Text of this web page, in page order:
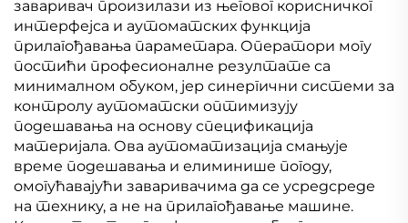
заваривач произилази из његовог корисничког
интерфејса и аутоматских функција
прилагођавања параметара. Оператори могу
постићи професионалне резултате са
минималном обуком, јер синергични системи за
контролу аутоматски оптимизују
подешавања на основу спецификација
материјала. Ова аутоматизација смањује
време подешавања и елиминише погоду,
омогућавајући заваривачима да се усредсреде
на технику, а не на прилагођавање машине.